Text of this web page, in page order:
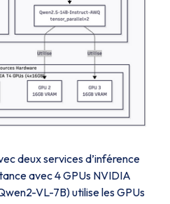
deux services d’inférence
avec 4 GPUs NVIDIA
VL-7B) utilise les GPUs